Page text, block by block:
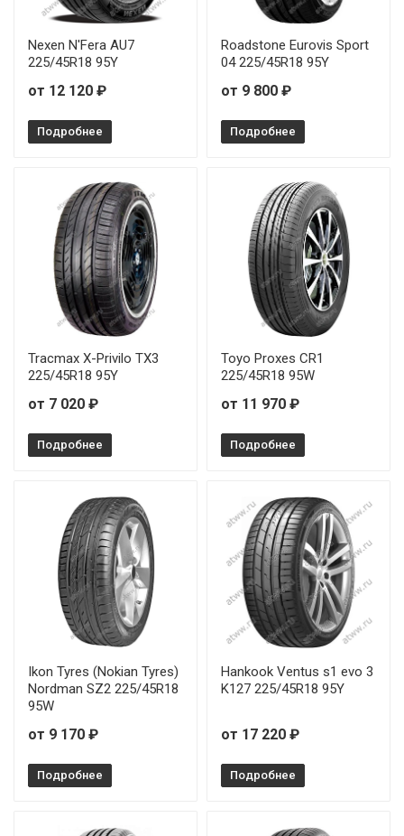
Arivo Ultra ARZ5 235/45R18 98W
Arivo Ultra ARZ5 235/50R17 100W
Arivo Ultra ARZ5 235/55R17 103W
Arivo Ultra ARZ5 235/55R18 104V
Arivo Ultra ARZ5 235/55R19 105V
Arivo Ultra ARZ5 235/55R20 105W
Arivo Ultra ARZ5 245/30R20 95W
Arivo Ultra ARZ5 245/35R19 93W
Arivo Ultra ARZ5 245/35R21 96W
Arivo Ultra ARZ5 245/40R19 98W
Arivo Ultra ARZ5 245/40R19 98W RunFlat
Arivo Ultra ARZ5 245/40R20 99W
Arivo Ultra ARZ5 245/45R17 99W
Arivo Ultra ARZ5 245/45R18 100W RunFlat
Arivo Ultra ARZ5 245/50R18 104W
Nexen N'Fera AU7
225/45R18 95Y
от 12 120 ₽
Подробнее
Roadstone Eurovis Sport
04 225/45R18 95Y
от 9 800 ₽
Подробнее
Tracmax X-Privilo TX3
225/45R18 95Y
от 7 020 ₽
Подробнее
Toyo Proxes CR1
225/45R18 95W
от 11 970 ₽
Подробнее
Ikon Tyres (Nokian Tyres)
Nordman SZ2 225/45R18
95W
от 9 170 ₽
Подробнее
Hankook Ventus s1 evo 3
K127 225/45R18 95Y
от 17 220 ₽
Подробнее